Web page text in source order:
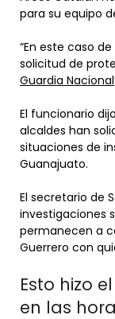
para su equipo
“En este caso
solicitud de
Guardia Nacional
El funcionario
alcaldes han
situaciones de
Guanajuato.
El secretario de
investigaciones
permanecen a
Guerrero con
Esto hizo
en las